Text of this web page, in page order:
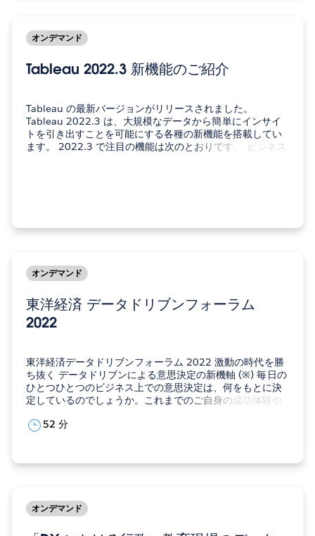
オンデマンド
Tableau 2022.3 新機能のご紹介
Tableau の最新バージョンがリリースされました。
Tableau 2022.3 は、大規模なデータから簡単にインサイ
トを引き出すことを可能にする各種の新機能を搭載してい
ます。 2022.3 で注目の機能は次のとおりです。 ビジネス
オンデマンド
東洋経済 データドリブンフォーラム
2022
東洋経済データドリブンフォーラム 2022 激動の時代を勝
ち抜く データドリブンによる意思決定の新機軸 (※) 毎日の
ひとつひとつのビジネス上での意思決定は、何をもとに決
定しているのでしょうか。これまでのご自身の成功体験や
する時代に、これまでの成功体験や直観だけでは最善の意
52 分
オンデマンド